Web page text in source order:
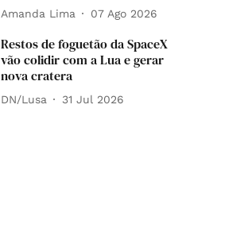
Amanda Lima 07 Ago 2026
Restos de foguetão da SpaceX
vão colidir com a Lua e gerar
nova cratera
DN/Lusa 31 Jul 2026